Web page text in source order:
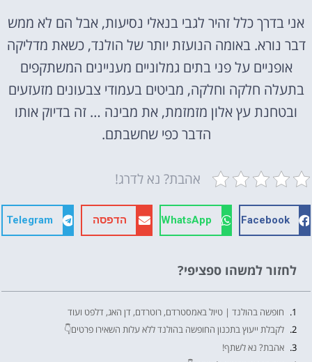
אני בדרך כלל זהיר לגבי בנאלי נסיעות, אבל הם לא ממש
דבר נורא. באומה הנועזת יותר של הולנד, כשאת מדליקה
אופניים על פני בתים גמלוניים מעניינים המשתקפים
בתעלה חלקה וחלקה, מביטים בעמודי צבעונים מזעזעים
ובטחנת עץ אלון מזמזמת, את מבינה … זה בדיוק אותו
הדבר כפי שחשבתם.
אהבת? נא לדרג!
Facebook
WhatsApp הדפסה Telegram
לחזור למשהו ספציפי?
חופשה בהולנד | טיול באמסטרדם, רוטרדם, דן האג, דלפט ועוד
לקבלת ייעוץ בתכנון החופשה בהולנד ללא עלות השאירו פרטים👇
אהבת? נא לשתף!